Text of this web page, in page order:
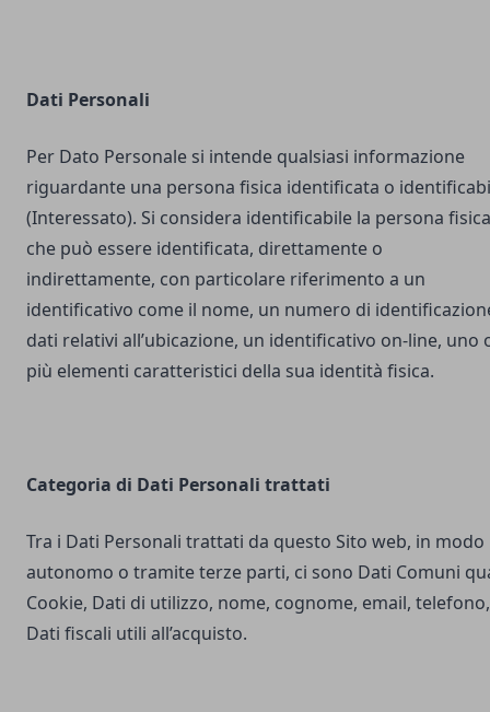
Dati Personali
Per Dato Personale si intende qualsiasi informazione
riguardante una persona fisica identificata o
(Interessato). Si considera identificabile la persona fisica
che può essere identificata, direttamente o
indirettamente, con particolare riferimento a un
identificativo come il nome, un numero di
dati relativi all’ubicazione, un identificativo on-line, uno
più elementi caratteristici della sua identità fisica.
Categoria di Dati Personali trattati
Tra i Dati Personali trattati da questo Sito web, in modo
autonomo o tramite terze parti, ci sono Dati Comuni
Cookie, Dati di utilizzo, nome, cognome, email, telefono,
Dati fiscali utili all’acquisto.